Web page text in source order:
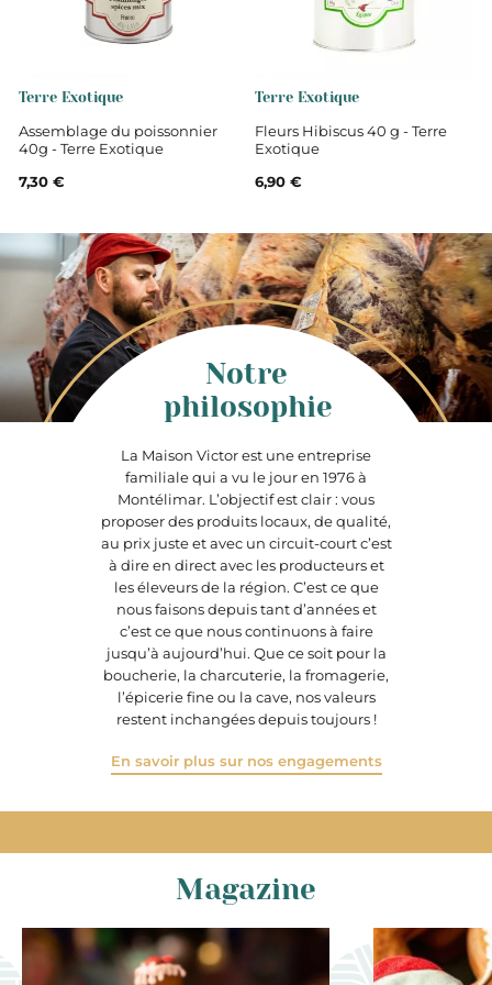
Terre Exotique
Assemblage du poissonnier
40g - Terre Exotique
7,30 €
Terre Exotique
Fleurs Hibiscus 40 g - Terre
Exotique
6,90 €
La Maison Victor est une entreprise
familiale qui a vu le jour en 1976 à
Montélimar. L’objectif est clair : vous
proposer des produits locaux, de qualité,
au prix juste et avec un circuit-court c’est
à dire en direct avec les producteurs et
les éleveurs de la région. C’est ce que
nous faisons depuis tant d’années et
c’est ce que nous continuons à faire
jusqu’à aujourd’hui. Que ce soit pour la
boucherie, la charcuterie, la fromagerie,
l’épicerie fine ou la cave, nos valeurs
restent inchangées depuis toujours !
En savoir plus sur nos engagements
Notre
philosophie
Magazine